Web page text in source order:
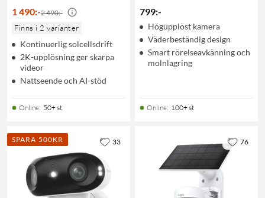
1 490:-2 490:-
Finns i 2 varianter
Kontinuerlig solcellsdrift
2K-upplösning ger skarpa
videor
Nattseende och AI-stöd
Online: 50+ st
799:-
Högupplöst kamera
Väderbeständig design
Smart rörelseavkänning och
molnlagring
Online: 100+ st
SPARA 500KR 33 76